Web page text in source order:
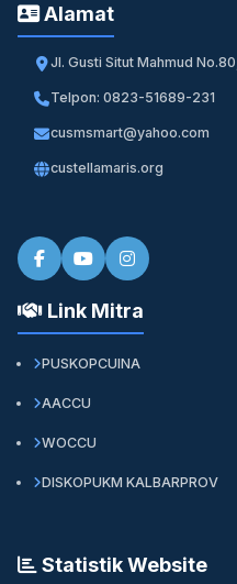
Alamat
Jl. Gusti Situt Mahmud
Telpon: 0823-51689-231
cusmsmart@yahoo.com
custellamaris.org
Link Mitra
PUSKOPCUINA
AACCU
WOCCU
DISKOPUKM KALBARPROV
Statistik Website